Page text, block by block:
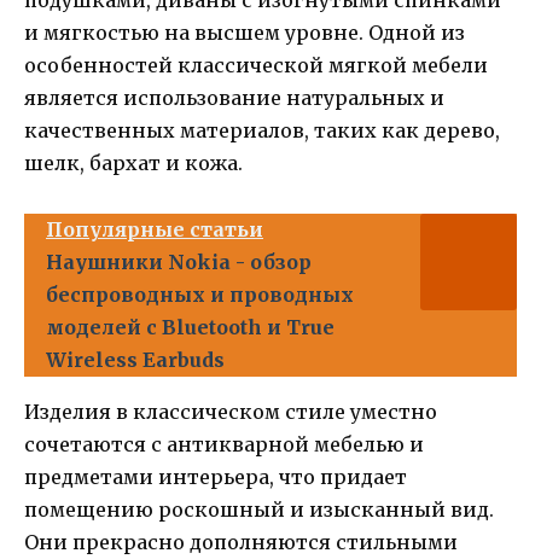
и мягкостью на высшем уровне. Одной из
особенностей классической мягкой мебели
является использование натуральных и
качественных материалов, таких как дерево,
шелк, бархат и кожа.
Популярные статьи
Наушники Nokia - обзор
беспроводных и проводных
моделей с Bluetooth и True
Wireless Earbuds
Изделия в классическом стиле уместно
сочетаются с антикварной мебелью и
предметами интерьера, что придает
помещению роскошный и изысканный вид.
Они прекрасно дополняются стильными